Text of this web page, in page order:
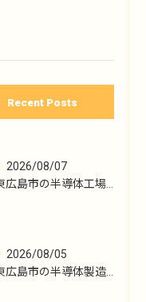
Recent Posts
2026/08/07
2026/08/05